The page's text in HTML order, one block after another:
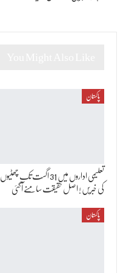
پاکستان
تعلیمی اداروں میں 31 اگست تک چھٹیوں
کی خبریں ! اصل حقیقت سامنے آگئی
پاکستان